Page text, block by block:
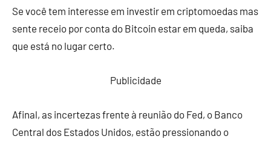
Se você tem interesse em investir em criptomoedas mas
sente receio por conta do Bitcoin estar em queda, saiba
que está no lugar certo.
Publicidade
Afinal, as incertezas frente à reunião do Fed, o Banco
Central dos Estados Unidos, estão pressionando o